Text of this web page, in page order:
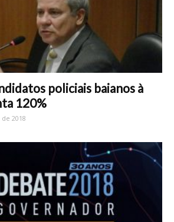
policiais baianos à
120%
2018